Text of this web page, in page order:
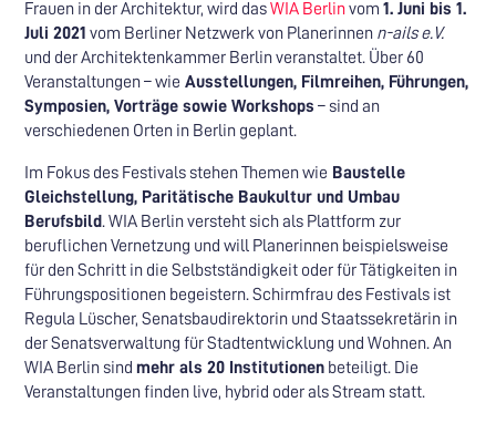
Frauen in der Architektur, wird dasWIA Berlinvom1. Juni bis 1.
Juli 2021 vom Berliner Netzwerk von Planerinnen n-ails e.V.
und der Architektenkammer Berlin veranstaltet. Über 60
Veranstaltungen – wie Ausstellungen, Filmreihen, Führungen,
Symposien, Vorträge sowie Workshops – sind an
verschiedenen Orten in Berlin geplant.
Im Fokus des Festivals stehen Themen wie Baustelle
Gleichstellung, Paritätische Baukultur und Umbau
Berufsbild. WIA Berlin versteht sich als Plattform zur
beruflichen Vernetzung und will Planerinnen beispielsweise
für den Schritt in die Selbstständigkeit oder für Tätigkeiten in
Führungspositionen begeistern. Schirmfrau des Festivals ist
Regula Lüscher, Senatsbaudirektorin und Staatssekretärin in
der Senatsverwaltung für Stadtentwicklung und Wohnen. An
WIA Berlin sindmehr als 20 Institutionen beteiligt. Die
Veranstaltungen finden live, hybrid oder als Stream statt.